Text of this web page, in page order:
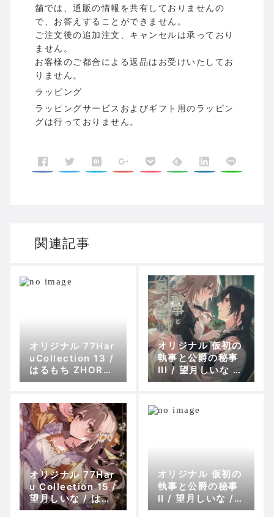
舗では、通販の情報を共有しておりませんの
で、お答えすることができません。
ご注文後の追加注文、キャンセルは承っており
ません。
お客様のご都合による返品はお受けいたしてお
りません。
ラッピング
ラッピングサービスおよびギフト用のラッピン
グは行っておりません。
関連記事
オリジナル 77Har
uCollection 13 /
はるもち ZHORO
76778
オリジナル 仮初の
執事と公爵の秘事
III / 望月しいな /
はるもち ZHORO
オリジナル 77Har
u Collection 15 /
望月しいな / はる
もち ZHORO875
オリジナル 仮初の
執事と公爵の秘事
II / 望月しいな /
はるもち ZHORO